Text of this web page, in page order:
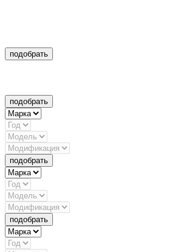
подобрать
подобрать
подобрать
подобрать